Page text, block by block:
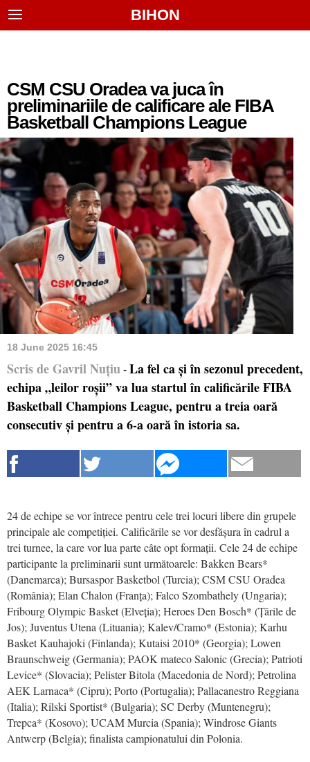
BIHON
CSM CSU Oradea va juca în
preliminariile de calificare ale FIBA
Basketball Champions League
18 June 2025 16:45
Scris de Gavril Nuțiu - La fel ca și în sezonul precedent,
echipa „leilor roșii” va lua startul în calificările FIBA
Basketball Champions League, pentru a treia oară
consecutiv și pentru a 6-a oară în istoria sa.
24 de echipe se vor întrece pentru cele trei locuri libere din grupele
principale ale competiției. Calificările se vor desfășura în cadrul a
trei turnee, la care vor lua parte câte opt formații. Cele 24 de echipe
participante la preliminarii sunt următoarele: Bakken Bears*
(Danemarca); Bursaspor Basketbol (Turcia); CSM CSU Oradea
(România); Elan Chalon (Franța); Falco Szombathely (Ungaria);
Fribourg Olympic Basket (Elveția); Heroes Den Bosch* (Țările de
Jos); Juventus Utena (Lituania); Kalev/Cramo* (Estonia); Karhu
Basket Kauhajoki (Finlanda); Kutaisi 2010* (Georgia); Lowen
Braunschweig (Germania); PAOK mateco Salonic (Grecia); Patrioti
Levice* (Slovacia); Pelister Bitola (Macedonia de Nord); Petrolina
AEK Larnaca* (Cipru); Porto (Portugalia); Pallacanestro Reggiana
(Italia); Rilski Sportist* (Bulgaria); SC Derby (Muntenegru);
Trepca* (Kosovo); UCAM Murcia (Spania); Windrose Giants
Antwerp (Belgia); finalista campionatului din Polonia.